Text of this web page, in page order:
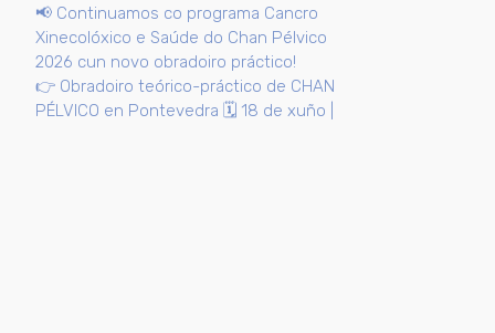
📢 Continuamos co programa Cancro
Xinecolóxico e Saúde do Chan Pélvico
2026 cun novo obradoiro práctico!
👉 Obradoiro teórico-práctico de CHAN
PÉLVICO en Pontevedra 🗓️ 18 de xuño |